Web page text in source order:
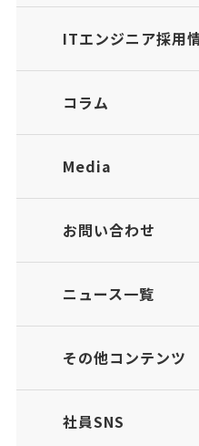
ITエンジニア採用
コラム
Media
お問い合わせ
ニュース一覧
その他コンテンツ
社員SNS